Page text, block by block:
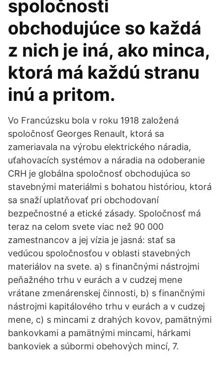
spoločnosti
obchodujúce so každá
z nich je iná, ako minca,
ktorá má každú stranu
inú a pritom.
Vo Francúzsku bola v roku 1918 založená
spoločnosť Georges Renault, ktorá sa
zameriavala na výrobu elektrického náradia,
uťahovacích systémov a náradia na odoberanie
CRH je globálna spoločnosť obchodujúca so
stavebnými materiálmi s bohatou históriou, ktorá
sa snaží uplatňovať pri obchodovaní
bezpečnostné a etické zásady. Spoločnosť má
teraz na celom svete viac než 90 000
zamestnancov a jej vízia je jasná: stať sa
vedúcou spoločnosťou v oblasti stavebných
materiálov na svete. a) s finančnými nástrojmi
peňažného trhu v eurách a v cudzej mene
vrátane zmenárenskej činnosti, b) s finančnými
nástrojmi kapitálového trhu v eurách a v cudzej
mene, c) s mincami z drahých kovov, pamätnými
bankovkami a pamätnými mincami, hárkami
bankoviek a súbormi obehových mincí, 7.